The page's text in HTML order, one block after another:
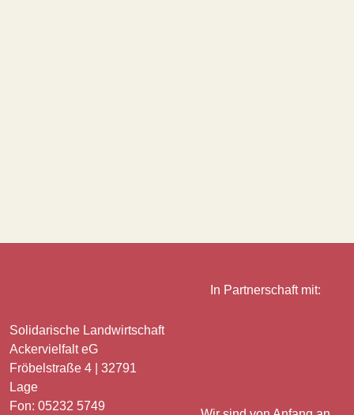
Solidarische Landwirtschaft
Ackervielfalt eG
Fröbelstraße 4 | 32791
Lage
Fon: 05232 5749
In Partnerschaft mit: